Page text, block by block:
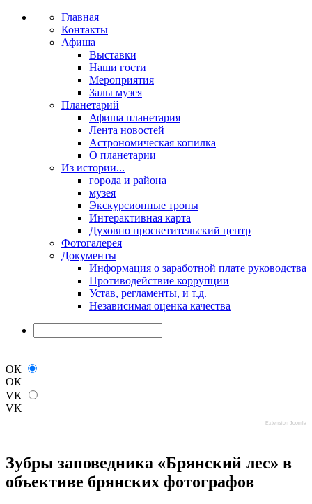
Главная
Контакты
Афиша
Выставки
Наши гости
Мероприятия
Залы музея
Планетарий
Афиша планетария
Лента новостей
Астрономическая копилка
О планетарии
Из истории...
города и района
музея
Экскурсионные тропы
Интерактивная карта
Духовно просветительский центр
Фотогалерея
Документы
Информация о заработной плате руководства
Противодействие коррупции
Устав, регламенты, и т.д.
Независимая оценка качества
ОК
ОК
VK
VK
Extension Joomla
Зубры заповедника «Брянский лес» в
объективе брянских фотографов